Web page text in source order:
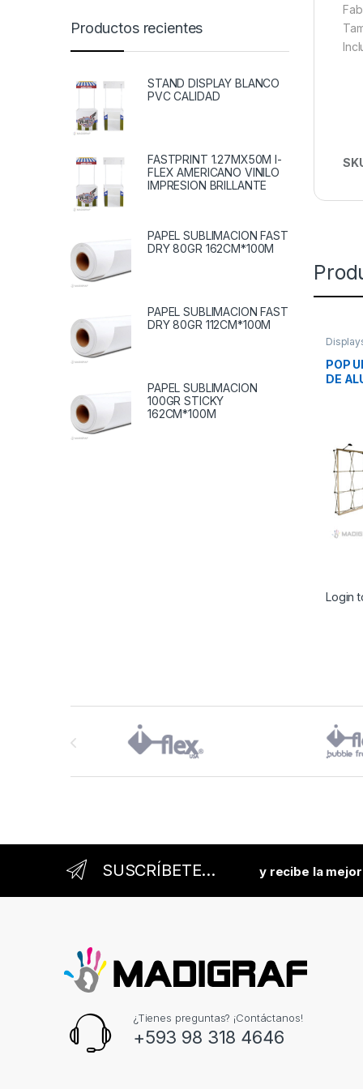
POP
DE
Login
Productos recientes
STAND DISPLAY BLANCO
PVC CALIDAD
FASTPRINT 1.27MX50M I-
FLEX AMERICANO VINILO
IMPRESION BRILLANTE
PAPEL SUBLIMACION FAST
DRY 80GR 162CM*100M
PAPEL SUBLIMACION FAST
DRY 80GR 112CM*100M
PAPEL SUBLIMACION
100GR STICKY
162CM*100M
Brands Carousel
SUSCRÍBETE... y recibe la
¿Tienes preguntas? ¡Contáctanos!
+593 98 318 4646